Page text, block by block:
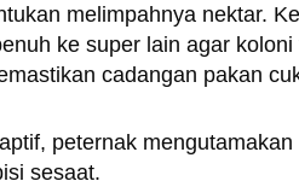
melimpahnya nektar.
ke super lain agar
cadangan pakan
peternak
sesaat.